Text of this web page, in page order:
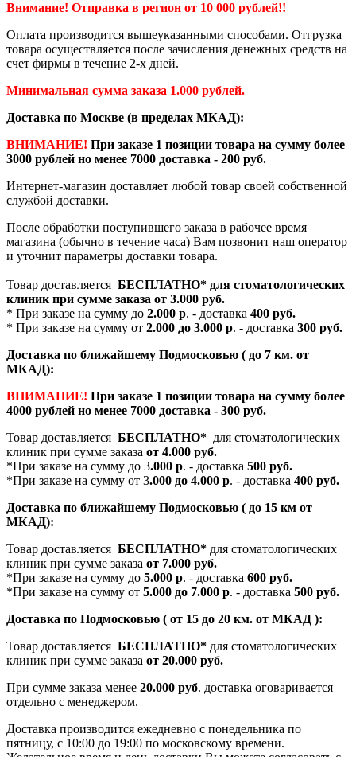
Внимание! Отправка в регион от 10 000 рублей!!
Оплата производится вышеуказанными способами. Отгрузка
товара осуществляется после зачисления денежных средств на
счет фирмы в течение 2-х дней.
Минимальная сумма заказа 1.000 рублей.
Доставка по Москве (в пределах МКАД):
ВНИМАНИЕ! При заказе 1 позиции товара на сумму более
3000 рублей но менее 7000 доставка - 200 руб.
Интернет-магазин доставляет любой товар своей собственной
службой доставки.
После обработки поступившего заказа в рабочее время
магазина (обычно в течение часа) Вам позвонит наш оператор
и уточнит параметры доставки товара.
Товар доставляется БЕСПЛАТНО* для стоматологических
клиник при сумме заказа от 3.000 руб.
* При заказе на сумму до 2.000 р. - доставка 400 руб.
* При заказе на сумму от 2.000 до 3.000 р. - доставка 300 руб.
Доставка по ближайшему Подмосковью ( до 7 км. от
МКАД):
ВНИМАНИЕ! При заказе 1 позиции товара на сумму более
4000 рублей но менее 7000 доставка - 300 руб.
Товар доставляется БЕСПЛАТНО* для стоматологических
клиник при сумме заказа от 4.000 руб.
*При заказе на сумму до 3.000 р. - доставка 500 руб.
*При заказе на сумму от 3.000 до 4.000 р. - доставка 400 руб.
Доставка по ближайшему Подмосковью ( до 15 км от
МКАД):
Товар доставляется БЕСПЛАТНО* для стоматологических
клиник при сумме заказа от 7.000 руб.
*При заказе на сумму до 5.000 р. - доставка 600 руб.
*При заказе на сумму от 5.000 до 7.000 р. - доставка 500 руб.
Доставка по Подмосковью ( от 15 до 20 км. от МКАД ):
Товар доставляется БЕСПЛАТНО* для стоматологических
клиник при сумме заказа от 20.000 руб.
При сумме заказа менее 20.000 руб. доставка оговаривается
отдельно с менеджером.
Доставка производится ежедневно с понедельника по
пятницу, с 10:00 до 19:00 по московскому времени.